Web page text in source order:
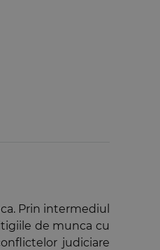
Prin intermediul
de munca cu
judiciare